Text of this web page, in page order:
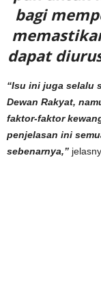
bagi
dapat
“Isu ini juga selalu
Dewan Rakyat,
faktor-faktor
penjelasan ini
sebenarnya,”